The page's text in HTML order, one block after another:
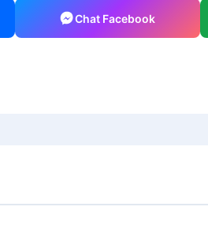
Chat Facebook